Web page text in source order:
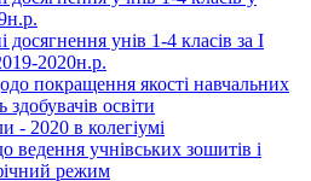
досягнення унів 1-4 класів за І
2020н.р.
покращення якості навчальних
здобувачів освіти
- 2020 в колегіумі
ведення учнівських зошитів і
режим